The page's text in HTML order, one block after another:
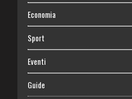
Economia
Sport
Eventi
Guide